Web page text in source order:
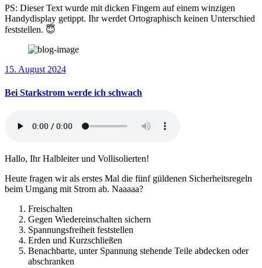
PS: Dieser Text wurde mit dicken Fingern auf einem winzigen
Handydisplay getippt. Ihr werdet Ortographisch keinen Unterschied
feststellen. 😇
15. August 2024
Bei Starkstrom werde ich schwach
Hallo, Ihr Halbleiter und Vollisolierten!
Heute fragen wir als erstes Mal die fünf güldenen Sicherheitsregeln
beim Umgang mit Strom ab. Naaaaa?
Freischalten
Gegen Wiedereinschalten sichern
Spannungsfreiheit feststellen
Erden und Kurzschließen
Benachbarte, unter Spannung stehende Teile abdecken oder
abschranken